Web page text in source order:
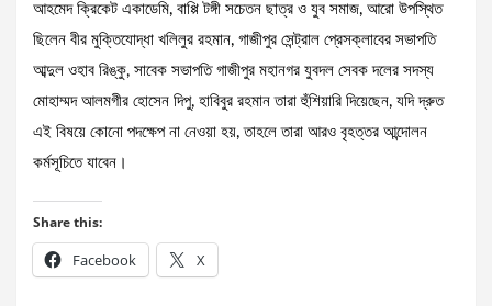
আহমেদ ক্রিকেট একাডেমি, বাপ্পি টঙ্গী সচেতন ছাত্র ও যুব সমাজ, আরো উপস্থিত
ছিলেন বীর মুক্তিযোদ্ধা খলিলুর রহমান, গাজীপুর সেন্ট্রাল প্রেসক্লাবের সভাপতি
আব্দুল ওহাব রিঙ্কু, সাবেক সভাপতি গাজীপুর মহানগর যুবদল সেবক দলের সদস্য
মোহাম্মদ আলমগীর হোসেন দিপু, হাবিবুর রহমান তারা হুঁশিয়ারি দিয়েছেন, যদি দ্রুত
এই বিষয়ে কোনো পদক্ষেপ না নেওয়া হয়, তাহলে তারা আরও বৃহত্তর আন্দোলন
কর্মসূচিতে যাবেন।
Share this:
Facebook X